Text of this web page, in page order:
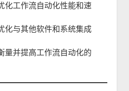
化工作流自动化性能和速
化与其他软件和系统集成
量并提高工作流自动化的